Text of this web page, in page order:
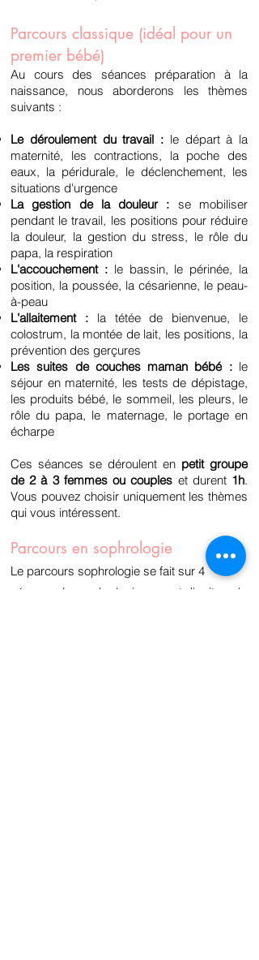
Parcours classique (idéal pour un
premier bébé)
Au cours des
séances préparation à la
naissance, nous aborderons les thèmes
suivants :
Le déroulement du travail : le départà la
maternité, les contractions, la poche des
eaux, la péridurale, le déclenchement, les
situations d'urgence
La gestion de la douleur : se mobiliser
pendant le travail, les positions pour réduire
la douleur, la gestion du stress, le rôle du
papa, la respiration
L'accouchement :le bassin, le périnée, la
position, la poussée, la césarienne, le peau-
à-peau
L'allaitement :la tétée de bienvenue, le
colostrum, la montée de lait, les positions, la
prévention des gerçures
Les suites de couches maman bébé :le
séjour en maternité, les tests de dépistage,
les produits bébé, le sommeil, les pleurs, le
rôle du papa, le maternage, le portage en
écharpe
Ces séances se déroulent en petit groupe
de 2 à 3 femmes ou couples et durent1h.
Vous pouvez choisir uniquement les thèmes
qui vous intéressent.
Parcours en sophrologie
Le parcours sophrologie se fait sur 4
séances. La sophrologie permet d'agit sur le